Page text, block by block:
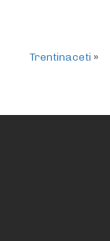
Trentinaceti »